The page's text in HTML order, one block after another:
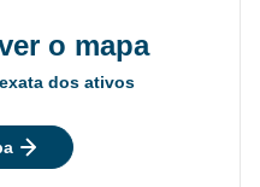
o mapa
dos ativos